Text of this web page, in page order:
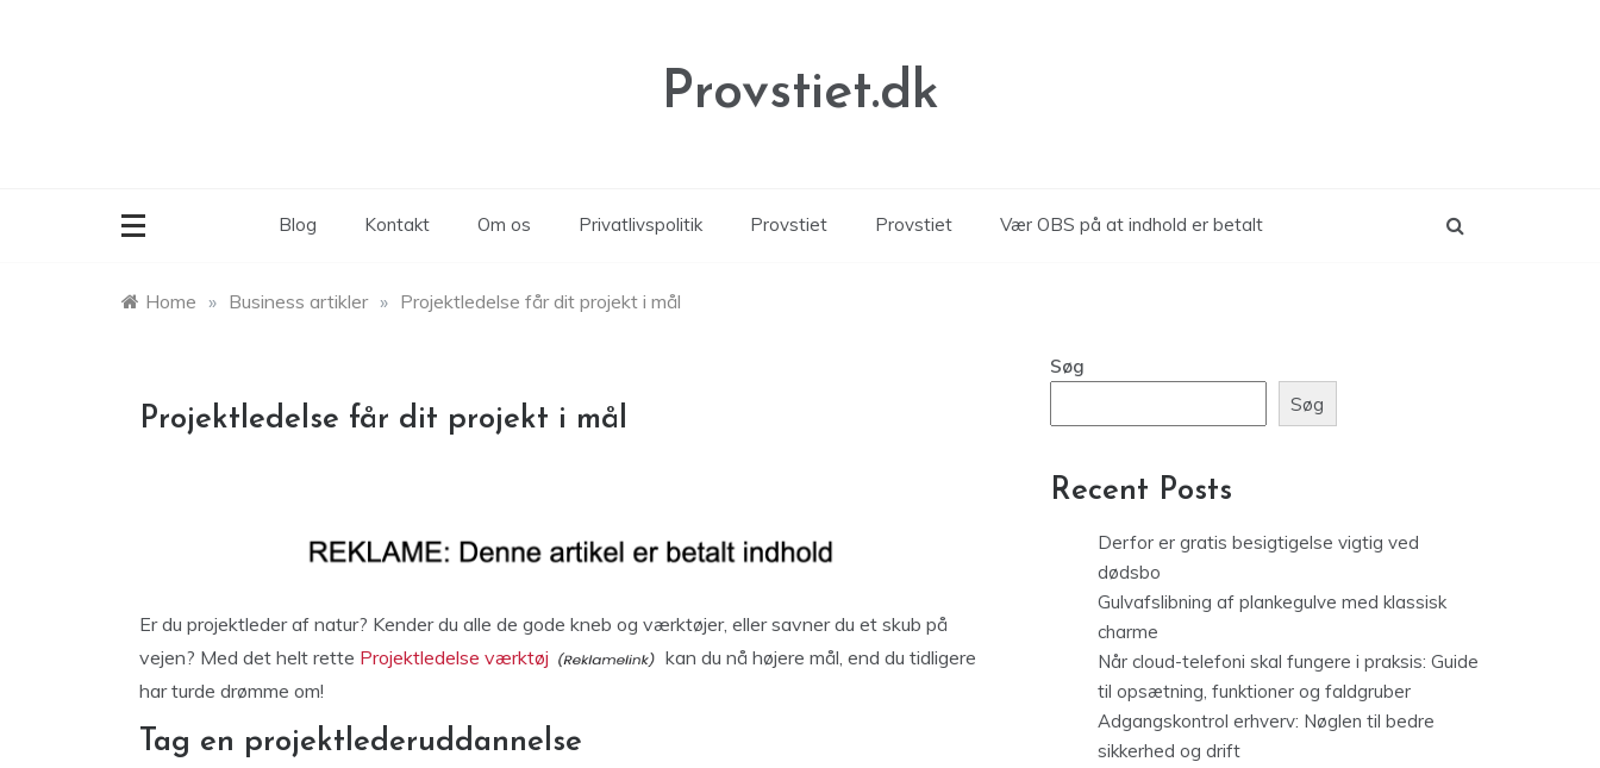
Provstiet.dk
Blog Kontakt Om os Privatlivspolitik Provstiet Provstiet Vær OBS på at indhold er betalt
Home » Business artikler » Projektledelse får dit projekt i mål
Projektledelse får dit projekt i mål
Er du projektleder af natur? Kender du alle de gode kneb og værktøjer, eller savner du et skub på
vejen? Med det helt rette Projektledelse værktøj
kan du nå højere mål, end du tidligere
har turde drømme om!
Tag en projektlederuddannelse
Søg
Søg
Recent Posts
Derfor er gratis besigtigelse vigtig ved
dødsbo
Gulvafslibning af plankegulve med klassisk
charme
Når cloud-telefoni skal fungere i praksis: Guide
til opsætning, funktioner og faldgruber
Adgangskontrol erhverv: Nøglen til bedre
sikkerhed og drift